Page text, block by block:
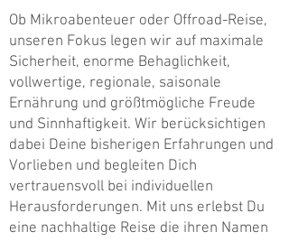
Ob Mikroabenteuer oder Offroad-Reise,
unseren Fokus legen wir auf maximale
Sicherheit, enorme Behaglichkeit,
vollwertige, regionale, saisonale
Ernährung und größtmögliche Freude
und Sinnhaftigkeit. Wir berücksichtigen
dabei Deine bisherigen Erfahrungen und
Vorlieben und begleiten Dich
vertrauensvoll bei individuellen
Herausforderungen. Mit uns erlebst Du
eine nachhaltige Reise die ihren Namen